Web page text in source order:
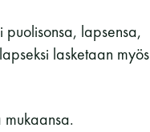
lapsensa,
lasketaan myös